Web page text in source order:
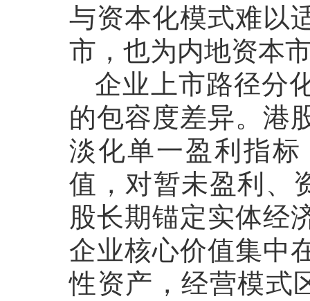
与资本化模式难以
市，也为内地资本
企业上市路径分
的包容度差异。港
淡化单一盈利指
值，对暂未盈利、
股长期锚定实体经
企业核心价值集中
性资产，经营模式